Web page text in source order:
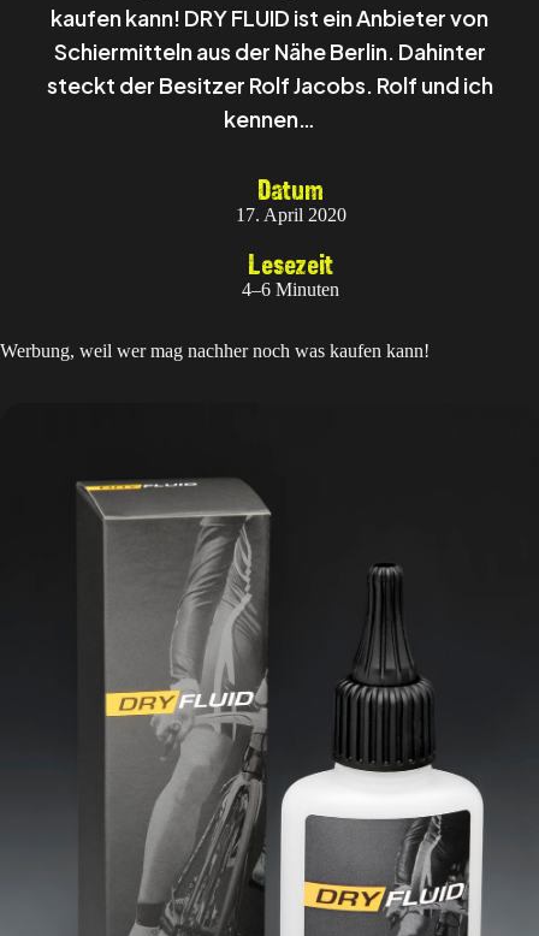
kaufen kann! DRY FLUID ist ein Anbieter von
Schiermitteln aus der Nähe Berlin. Dahinter
steckt der Besitzer Rolf Jacobs. Rolf und ich
kennen…
Datum
17. April 2020
Lesezeit
4–6 Minuten
Werbung, weil wer mag nachher noch was kaufen kann!